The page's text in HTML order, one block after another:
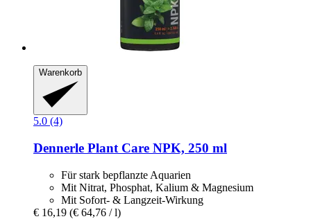
Warenkorb
5.0 (4)
Dennerle Plant Care NPK, 250 ml
Für stark bepflanzte Aquarien
Mit Nitrat, Phosphat, Kalium & Magnesium
Mit Sofort- & Langzeit-Wirkung
€ 16,19 (€ 64,76 / l)